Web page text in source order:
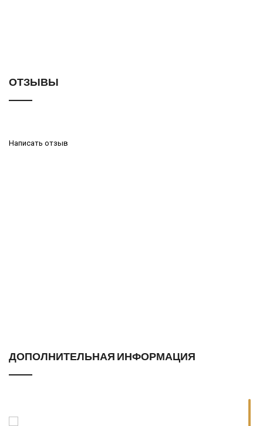
ОТЗЫВЫ
Написать отзыв
ДОПОЛНИТЕЛЬНАЯ ИНФОРМАЦИЯ